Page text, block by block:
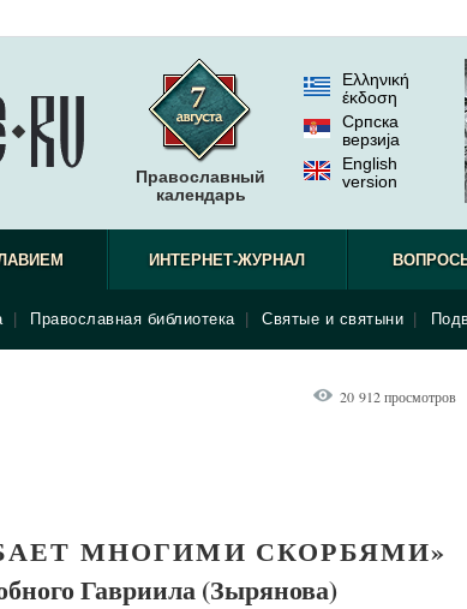
Православный
календарь
Ελληνική
έκδοση
Српска
верзиjа
English
version
Православная библиотека Святые и святыни
ИНТЕРНЕТ-ЖУРНАЛ
20 912 просмотров
МНОГИМИ СКОРБЯМИ»
Гавриила (Зырянова)